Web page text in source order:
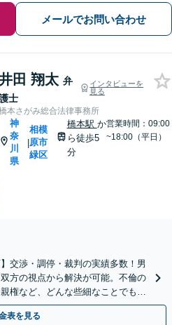
メールでお問い合わせ
田 翔太 弁
士
インタビューを
見る
本さがみ総合法律事務所
神
奈
川
県
|
相模
原市
緑区
橋本駅 か
ら徒歩5
分
営業時間：09:00
~18:00（平日）
交渉・調停・裁判の実績多数！男
方の視点から解決が可能。不倫の
権など、どんな些細なことでもお
面談可】【橋本駅6分】
表を見る